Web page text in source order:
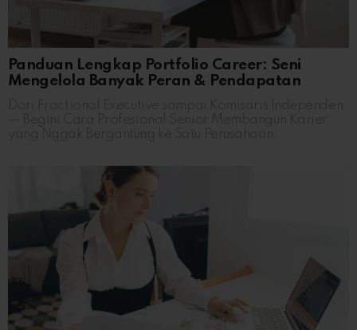
Panduan Lengkap Portfolio Career: Seni
Mengelola Banyak Peran & Pendapatan
Dari Fractional Executive sampai Komisaris Independen
— Begini Cara Profesional Senior Membangun Karier
yang Nggak Bergantung ke Satu Perusahaan.